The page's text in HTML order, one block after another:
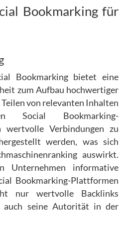
Bookmarking für
Bookmarking bietet eine
zum Aufbau hochwertiger
von relevanten Inhalten
Social Bookmarking-
wertvolle Verbindungen zu
werden, was sich
auswirkt.
Unternehmen informative
Bookmarking-Plattformen
nur wertvolle Backlinks
auch seine Autorität in der